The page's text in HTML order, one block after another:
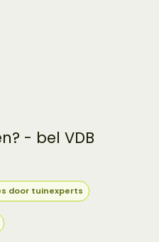
- bel VDB
door tuinexperts